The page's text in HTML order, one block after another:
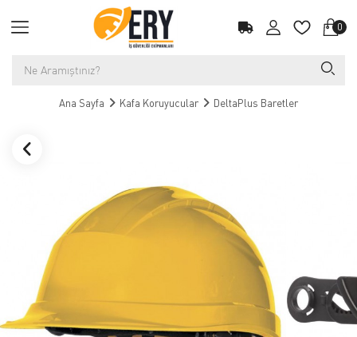
0
Ana Sayfa Kafa Koruyucular DeltaPlus Baretler